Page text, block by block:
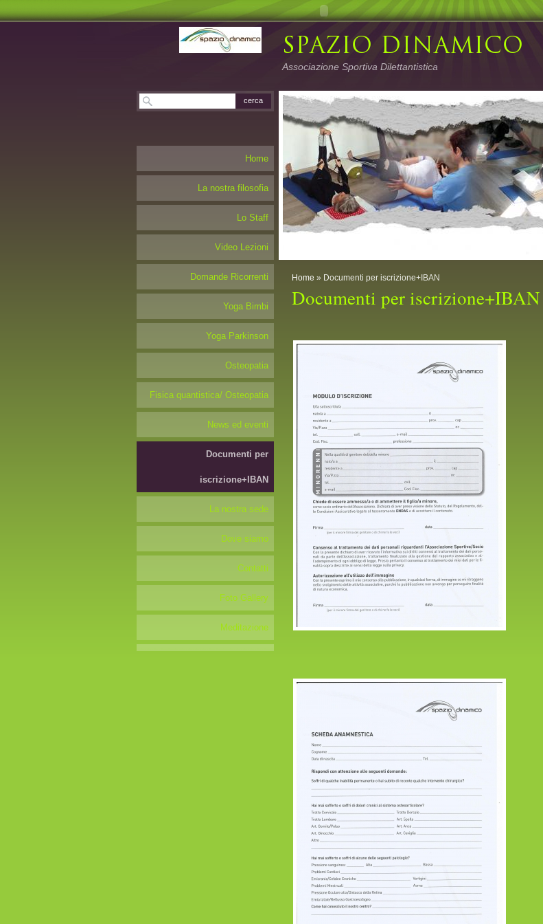
Associazione Sportiva Dilettantistica
Home » Documenti per iscrizione+IBAN
Documenti per iscrizione+IBAN
Home
La nostra filosofia
Lo Staff
Video Lezioni
Domande Ricorrenti
Yoga Bimbi
Yoga Parkinson
Osteopatia
Fisica quantistica/ Osteopatia
News ed eventi
Documenti per
iscrizione+IBAN
La nostra sede
Dove siamo
Contatti
Foto Gallery
Meditazione